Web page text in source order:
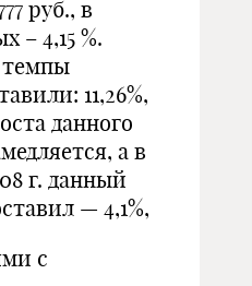
руб., в
– 4,15 %.
темпы
11,26%,
данного
а в
г. данный
— 4,1%,
с